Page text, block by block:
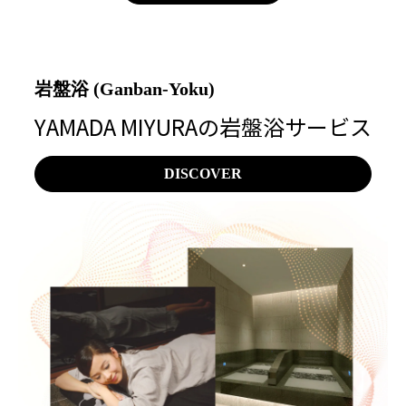
岩盤浴 (Ganban-Yoku)
YAMADA MIYURAの岩盤浴サービス
DISCOVER